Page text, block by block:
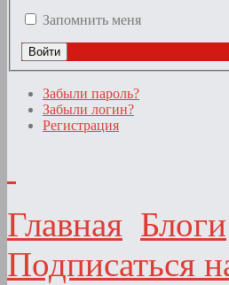
Запомнить меня
Забыли пароль?
Забыли логин?
Регистрация
Главная Блоги
Подписаться